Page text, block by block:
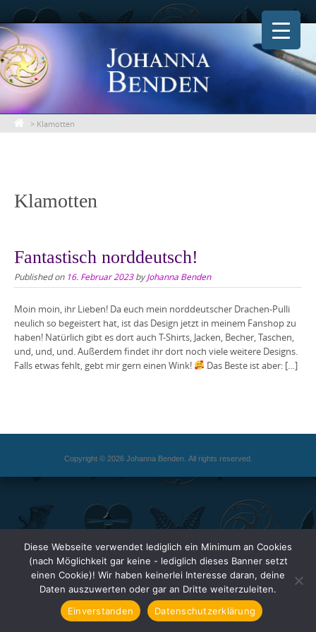
Skip
to
content
> Klamotten
Klamotten
Fantastisch norddeutsch!
Published on 16. Februar 2023byJohanna Benden
Moin moin, ihr Lieben! Da euch mein norddeutscher Drachen-Pulli
neulich so begeistert hat, ist das Design jetzt in meinem Fanshop zu
haben! Natürlich gibt es dort auch T-Shirts, Jacken, Becher, Taschen,
und, und, und. Außerdem findet ihr dort noch viele weitere Designs.
Falls etwas fehlt, gebt mir gern einen Wink!
Das Beste ist aber: […]
Copyright © 2026 Johanna Benden. All rights reserved.
Diese Webseite verwendet lediglich ein Minimum an Cookies
(nach Möglichkeit gar keine - lediglich dieses Banner setzt
einen Cookie)! Wir haben keinerlei Interesse daran, deine
Daten auszuwerten oder gar an Dritte weiterzuleiten.
Einverstanden
Datenschutzerklärung